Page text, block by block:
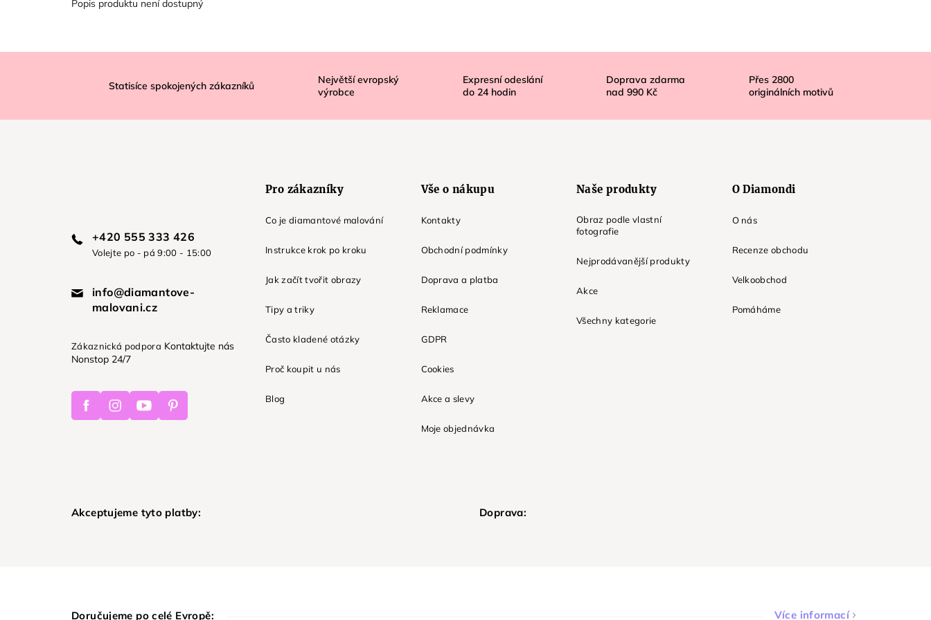
Popis produktu není dostupný
a
Statisíce spokojených zákazníků
Největší evropský
výrobce
Expresní odeslání
do 24hodin
Doprava zdarma
nad 990 Kč
Přes 2800
originálních motivů
+420 555 333 426
Volejte po - pá 9:00 - 15:00
info@diamantove-
malovani.cz
Zákaznická podpora Kontaktujte nás
Nonstop 24/7
FacebookInstagramYoutubePinterest
Pro zákazníky
Co je diamantové malování
Instrukce krok po kroku
Jak začít tvořit obrazy
Tipy a triky
Často kladené otázky
Proč koupit u nás
Blog
Vše o nákupu
Kontakty
Obchodní podmínky
Doprava a platba
Reklamace
GDPR
Cookies
Akce a slevy
Moje objednávka
Naše produkty
Obraz podle vlastní
fotografie
Nejprodávanější produkty
Akce
Všechny kategorie
O Diamondi
O nás
Recenze obchodu
Velkoobchod
Pomáháme
Akceptujeme tyto platby: Doprava:
Doručujeme po celé Evropě: Více informací